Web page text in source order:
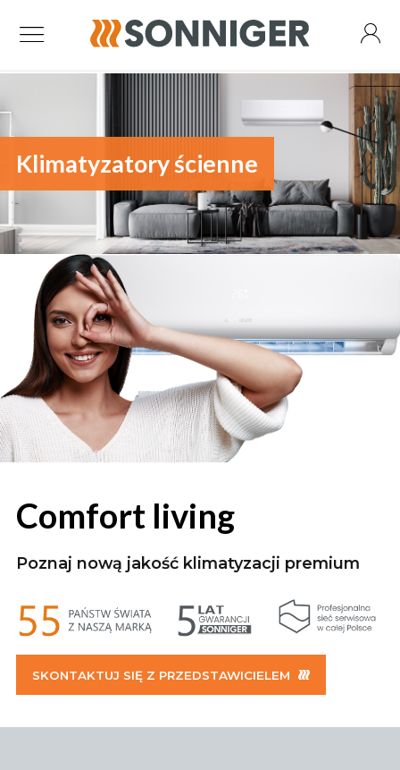
Kurtyny powietrzne
Kurtyna Guard One
Kurtyny przemysłowe
Klimatyzatory ścienne
Comfort living
Poznaj nową jakość klimatyzacji premium
SKONTAKTUJ SIĘ Z PRZEDSTAWICIELEM